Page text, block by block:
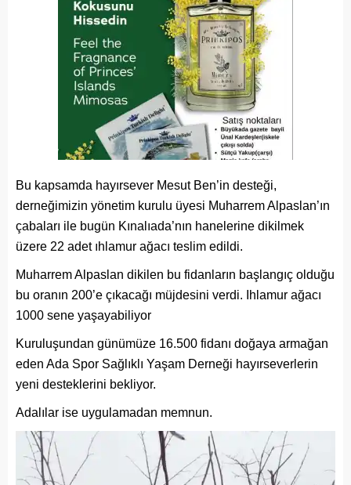
Bu kapsamda hayırsever Mesut Ben’in desteği,
derneğimizin yönetim kurulu üyesi Muharrem Alpaslan’ın
çabaları ile bugün Kınalıada’nın hanelerine dikilmek
üzere 22 adet ıhlamur ağacı teslim edildi.
Muharrem Alpaslan dikilen bu fidanların başlangıç olduğu
bu oranın 200’e çıkacağı müjdesini verdi. Ihlamur ağacı
1000 sene yaşayabiliyor
Kuruluşundan günümüze 16.500 fidanı doğaya armağan
eden Ada Spor Sağlıklı Yaşam Derneği hayırseverlerin
yeni desteklerini bekliyor.
Adalılar ise uygulamadan memnun.